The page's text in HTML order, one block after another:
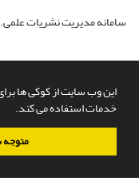
این وب سایت از کوکی ها
خدمات استفاده می کند.
سامانه مدیریت نشریات علمی.